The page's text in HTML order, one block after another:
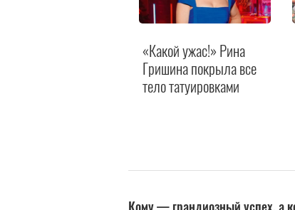
«Какой ужас!» Рина
Гришина покрыла все
тело татуировками